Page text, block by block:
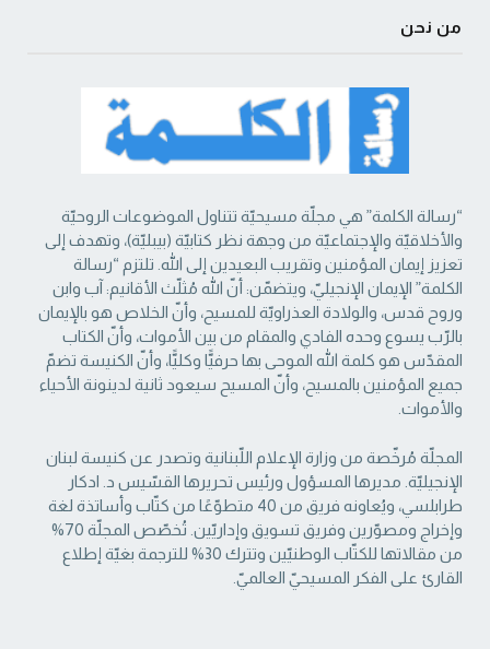
من نحن
“رسالة الكلمة” هي مجلّة مسيحيّة تتناول الموضوعات الروحيّة
والأخلاقيّة والإجتماعيّة من ‏وجهة نظر كتابيّة (بيبليّة)، وتهدف إلى
تعزيز إيمان المؤمنين وتقريب البعيدين إلى الله. تلتزم “رسالة
‏الكلمة” الإيمان الإنجيليّ، ويتضمّن: أنّ الله مُثلّث الأقانيم: آب وابن
وروح قدس، والولادة العذراويّة ‏للمسيح، وأنّ الخلاص هو بالإيمان
بالرّب يسوع وحده الفادي والمقام من بين الأموات، وأنّ الكتاب
‏المقدّس هو كلمة الله الموحى بها حرفيًّا وكليًّا، وأنّ الكنيسة تضمّ
جميع المؤمنين بالمسيح، وأنّ المسيح ‏سيعود ثانية لدينونة الأحياء
والأموات. ‏
المجلّة مُرخّصة من وزارة الإعلام اللّبنانية وتصدر عن كنيسة لبنان
الإنجيليّة. مديرها المسؤول ‏ورئيس تحريرها القسّيس د. ادكار
طرابلسي، ويُعاونه فريق من 40 متطوّعًا من كتّاب وأساتذة لغة
‏وإخراج ومصوّرين وفريق تسويق وإداريّين. تُخصّص المجلّة 70%
من مقالاتها للكتّاب الوطنيّين ‏وتترك 30% للترجمة بغيّة إطلاع
القارئ على الفكر المسيحيّ العالميّ.‏